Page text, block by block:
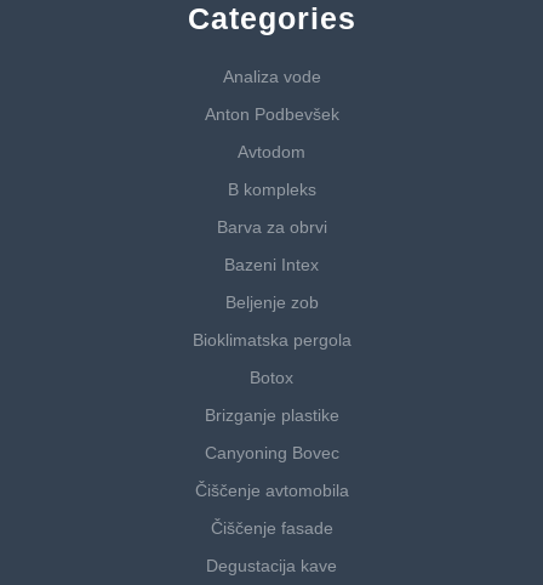
Categories
Analiza vode
Anton Podbevšek
Avtodom
B kompleks
Barva za obrvi
Bazeni Intex
Beljenje zob
Bioklimatska pergola
Botox
Brizganje plastike
Canyoning Bovec
Čiščenje avtomobila
Čiščenje fasade
Degustacija kave